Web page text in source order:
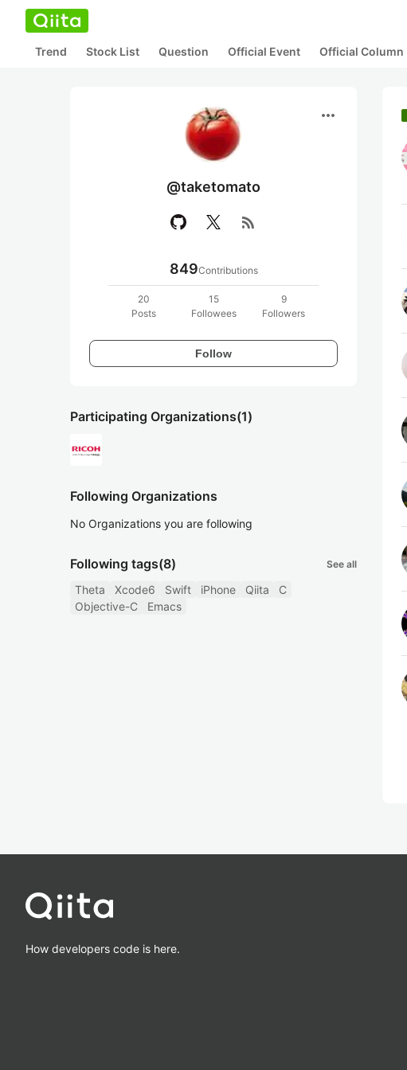
Trend Stock List Question Official Event Official Column
more_horiz
@taketomato
rss_feed
849Contributions
20
Posts
15
Followees
9
Followers
Follow
Participating Organizations(1)
Following Organizations
No Organizations you are following
Following tags(8) See all
Theta Xcode6 Swift iPhone Qiita
C
Objective-C
Emacs
How developers code is here.